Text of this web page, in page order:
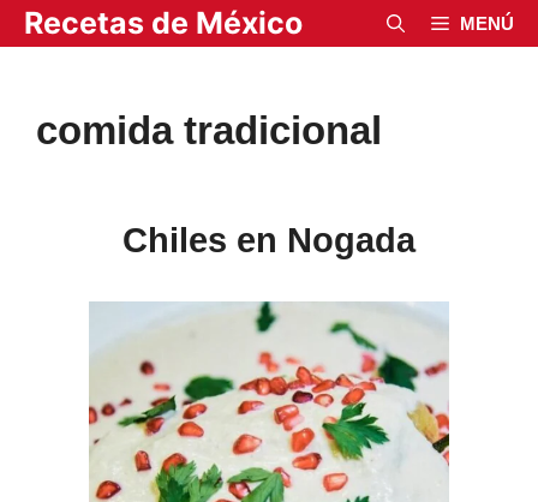
Saltar
al
Recetas de México MENÚ
comida tradicional
Chiles en Nogada